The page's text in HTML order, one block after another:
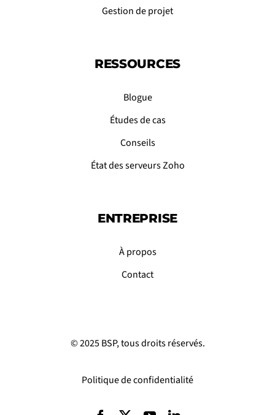
Gestion de projet
RESSOURCES
Blogue
Études de cas
Conseils
État des serveurs Zoho
ENTREPRISE
À propos
Contact
© 2025 BSP, tous droits réservés.
Politique de confidentialité